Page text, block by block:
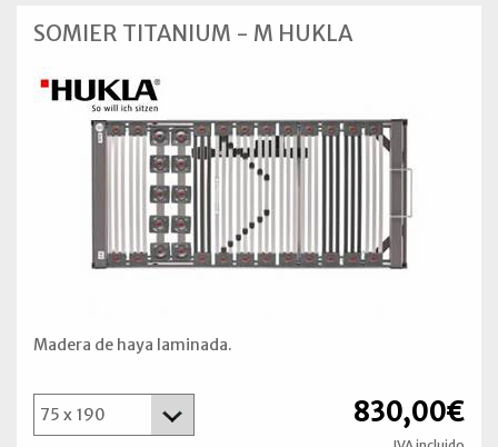
SOMIER TITANIUM - M HUKLA
Madera de haya laminada.
830,00€